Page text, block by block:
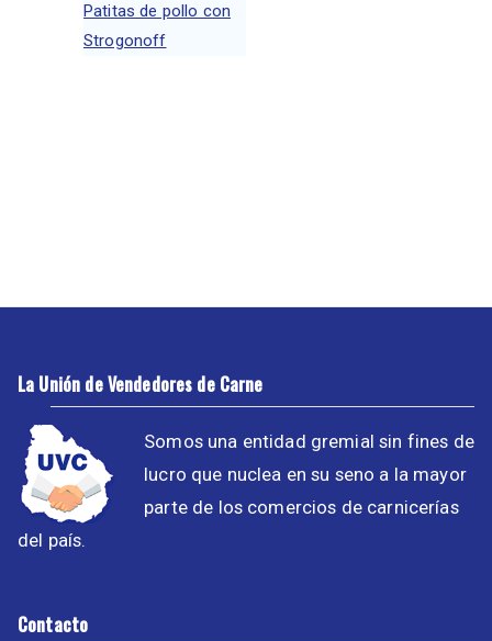
Patitas de pollo con
Strogonoff
La Unión de Vendedores de Carne
Somos una entidad gremial sin fines de
lucro que nuclea en su seno a la mayor
parte de los comercios de carnicerías
del país.
Contacto